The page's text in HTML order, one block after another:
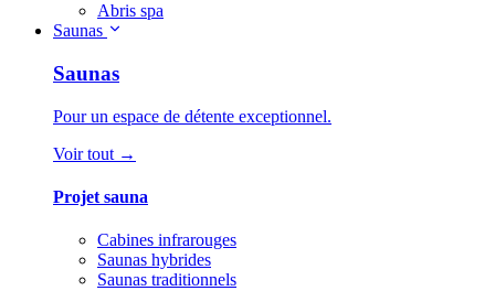
Abris spa
Saunas
Saunas
Pour un espace de détente exceptionnel.
Voir tout →
Projet sauna
Cabines infrarouges
Saunas hybrides
Saunas traditionnels